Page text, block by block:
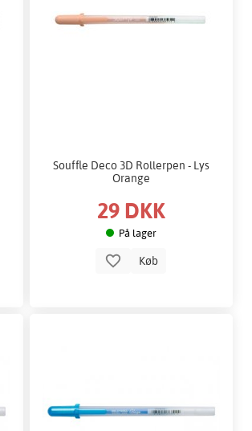
Souffle Deco 3D Rollerpen - Lys
Orange
29 DKK
På lager
Køb